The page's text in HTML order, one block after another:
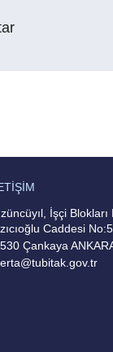
İşçi
Caddesi
Çankaya